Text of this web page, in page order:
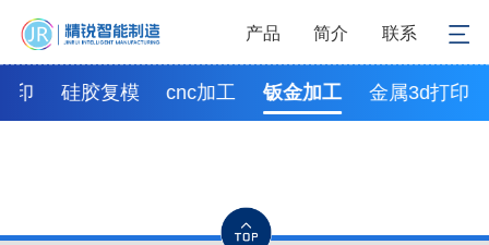
产品 简介 联系
印 硅胶复模 cnc加工 钣金加工 金属3d打印